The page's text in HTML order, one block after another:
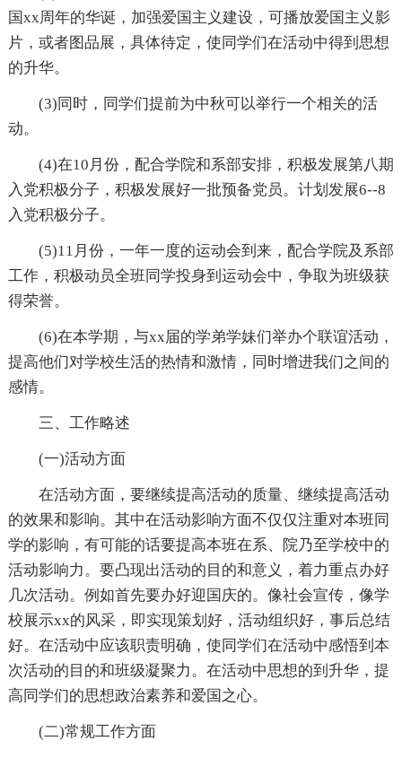
国xx周年的华诞，加强爱国主义建设，可播放爱国主义影
片，或者图品展，具体待定，使同学们在活动中得到思想
的升华。
(3)同时，同学们提前为中秋可以举行一个相关的活
动。
(4)在10月份，配合学院和系部安排，积极发展第八期
入党积极分子，积极发展好一批预备党员。计划发展6--8
入党积极分子。
(5)11月份，一年一度的运动会到来，配合学院及系部
工作，积极动员全班同学投身到运动会中，争取为班级获
得荣誉。
(6)在本学期，与xx届的学弟学妹们举办个联谊活动，
提高他们对学校生活的热情和激情，同时增进我们之间的
感情。
三、工作略述
(一)活动方面
在活动方面，要继续提高活动的质量、继续提高活动
的效果和影响。其中在活动影响方面不仅仅注重对本班同
学的影响，有可能的话要提高本班在系、院乃至学校中的
活动影响力。要凸现出活动的目的和意义，着力重点办好
几次活动。例如首先要办好迎国庆的。像社会宣传，像学
校展示xx的风采，即实现策划好，活动组织好，事后总结
好。在活动中应该职责明确，使同学们在活动中感悟到本
次活动的目的和班级凝聚力。在活动中思想的到升华，提
高同学们的思想政治素养和爱国之心。
(二)常规工作方面